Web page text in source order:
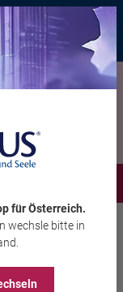
, gültig bis
für Österreich.
wechsle bitte in